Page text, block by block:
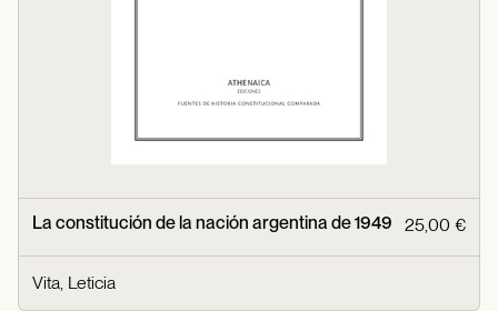
La constitución de la nación argentina de 1949 25,00 €
Vita, Leticia